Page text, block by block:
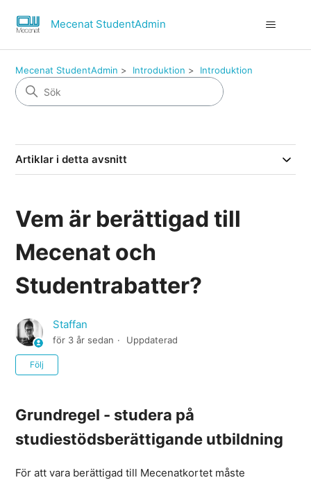
Mecenat StudentAdmin
Mecenat StudentAdmin Introduktion Introduktion
Artiklar i detta avsnitt
Vem är berättigad till
Mecenat och
Studentrabatter?
Staffan
för 3 år sedan Uppdaterad
Följ
Grundregel - studera på
studiestödsberättigande utbildning
För att vara berättigad till Mecenatkortet måste